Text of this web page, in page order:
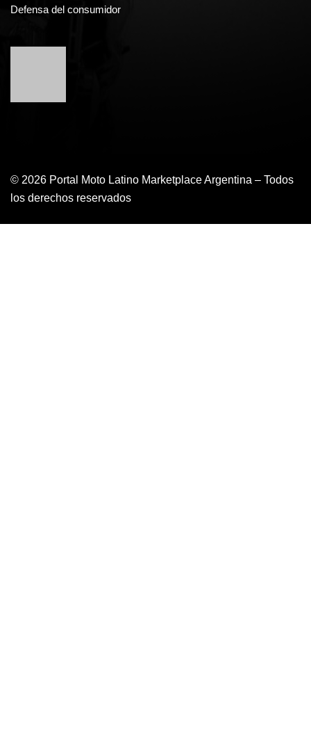
Defensa del consumidor
© 2026 Portal Moto Latino Marketplace Argentina – Todos
los derechos reservados